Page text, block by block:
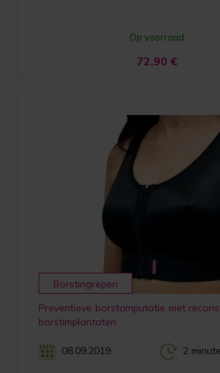
Op voorraad
72,90 €
Borstingrepen
Preventieve borstamputatie met
borstimplantaten
08.09.2019 2